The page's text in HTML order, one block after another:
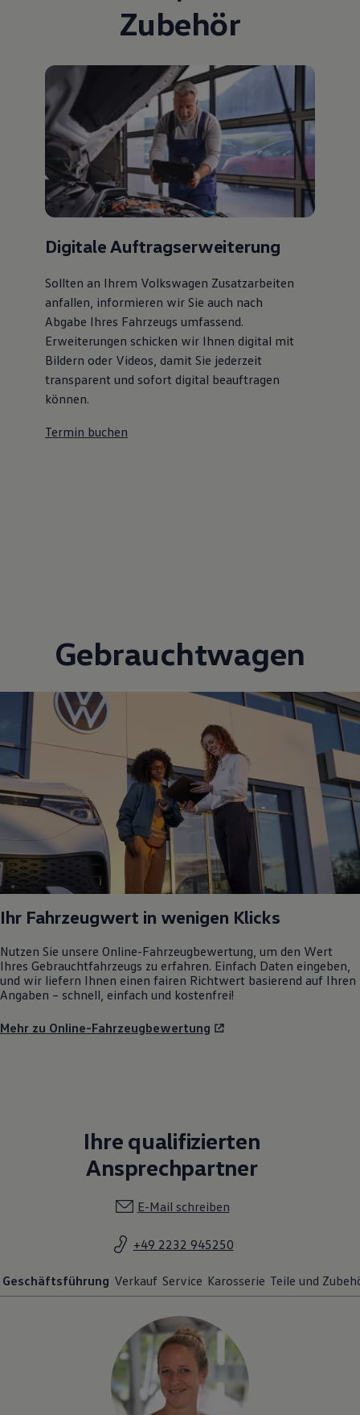
Zubehör
Digitale Auftragserweiterung
Sollten an Ihrem Volkswagen Zusatzarbeiten
anfallen, informieren wir Sie auch nach
Abgabe Ihres Fahrzeugs umfassend.
Erweiterungen schicken wir Ihnen digital mit
Bildern oder Videos, damit Sie jederzeit
transparent und sofort digital beauftragen
können.
Termin buchen
Gebrauchtwagen
Ihr Fahrzeugwert in wenigen Klicks
Nutzen Sie unsere Online-Fahrzeugbewertung, um den Wert
Ihres Gebrauchtfahrzeugs zu erfahren. Einfach Daten eingeben,
und wir liefern Ihnen einen fairen Richtwert basierend auf Ihren
Angaben – schnell, einfach und kostenfrei!
Mehr zu Online-Fahrzeugbewertung
Ihre qualifizierten
Ansprechpartner
E-Mail schreiben
+49 2232 945250
Geschäftsführung Verkauf Service Karosserie Teile und